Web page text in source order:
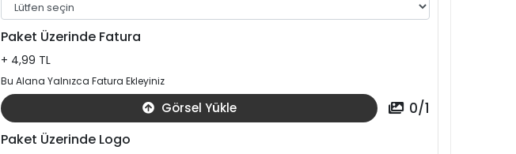
Paket Üzerinde Fatura
+ 4,99 TL
Bu Alana Yalnızca Fatura Ekleyiniz
Görsel Yükle 0/1
Paket Üzerinde Logo